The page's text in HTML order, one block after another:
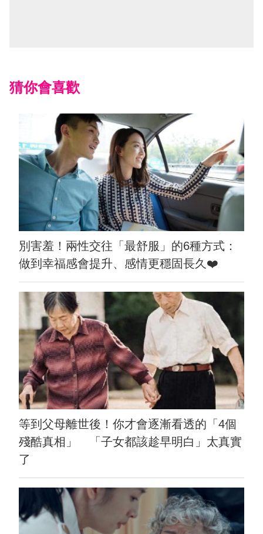
猜你會喜歡
別害羞！兩性交往「最舒服」的6種方式：
做到幸福感會提升、感情更穩固長久❤️
等到父母離世後！你才會逐漸看透的「4個
殘酷真相」 「子女都該趁早明白」太真實
了